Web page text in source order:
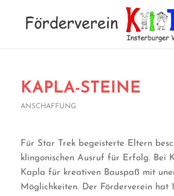
KAPLA-STEINE
ANSCHAFFUNG
Für Star Trek begeisterte Eltern
klingonischen Ausruf für Erfolg. Bei
Kapla für kreativen Bauspaß mit
Möglichkeiten. Der Förderverein hat